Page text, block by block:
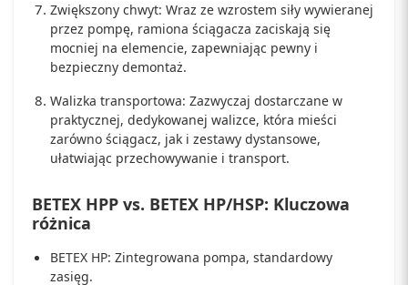
Zwiększony chwyt: Wraz ze wzrostem siły wywieranej
przez pompę, ramiona ściągacza zaciskają się
mocniej na elemencie, zapewniając pewny i
bezpieczny demontaż.
Walizka transportowa: Zazwyczaj dostarczane w
praktycznej, dedykowanej walizce, która mieści
zarówno ściągacz, jak i zestawy dystansowe,
ułatwiając przechowywanie i transport.
BETEX HPP vs. BETEX HP/HSP: Kluczowa
różnica
BETEX HP: Zintegrowana pompa, standardowy
zasięg.